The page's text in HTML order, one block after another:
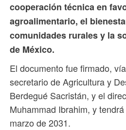
cooperación técnica en
agroalimentario, el
comunidades rurales y la
de México.
El documento fue firmado,
secretario de Agricultura y
Berdegué Sacristán, y el
Muhammad Ibrahim, y
marzo de 2031.